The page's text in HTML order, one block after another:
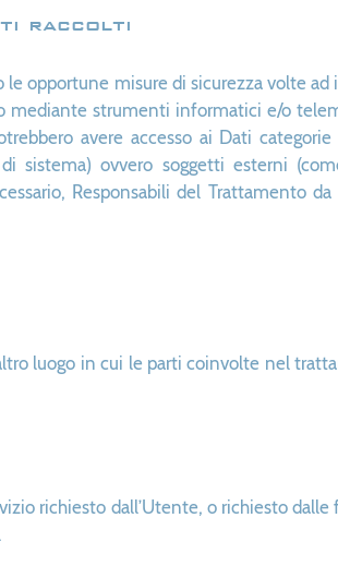
raccolti
opportune misure di sicurezza volte ad
strumenti informatici e/o
avere accesso ai Dati
sistema) ovvero soggetti esterni
Responsabili del Trattamento da
luogo in cui le parti coinvolte nel
richiesto dall’Utente, o richiesto